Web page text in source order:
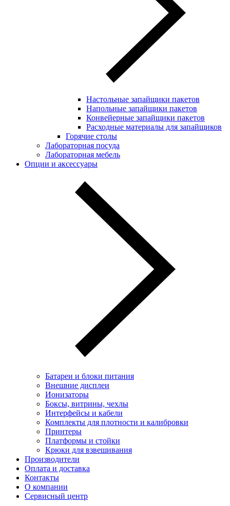
Настольные запайщики пакетов
Напольные запайщики пакетов
Конвейерные запайщики пакетов
Расходные материалы для запайщиков
Горячие столы
Лабораторная посуда
Лабораторная мебель
Опции и аксессуары
Батареи и блоки питания
Внешние дисплеи
Ионизаторы
Боксы, витрины, чехлы
Интерфейсы и кабели
Комплекты для плотности и калибровки
Принтеры
Платформы и стойки
Крюки для взвешивания
Производители
Оплата и доставка
Контакты
О компании
Сервисный центр